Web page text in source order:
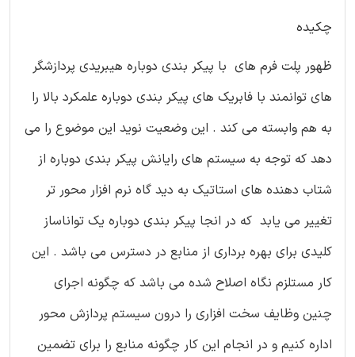
چکیده
ظهور پلت فرم های با پیکر بندی دوباره هیبریدی پردازشگر
های توانمند با فابریک های پیکر بندی دوباره علمکرد بالا را
به هم وابسته می کند . این وضعیت نوید این موضوع را می
دهد که توجه به سیستم های رایانش پیکر بندی دوباره از
شتاب دهنده های استاتیک به دید گاه نرم افزار محور تر
تغییر می یابد که در انجا پیکر بندی دوباره یک تواناساز
کلیدی برای بهره برداری از منابع در دسترس می باشد . این
کار مستلزم نگاه اصلاح شده می باشد که چگونه اجرای
چنین وظایف سخت افزاری را درون سیستم پردازش محور
اداره کنیم و در انجام این کار چگونه منابع را برای تضمین